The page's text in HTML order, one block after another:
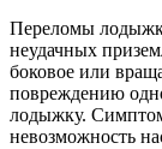
Переломы
неудачных
боковое или
повреждению
лодыжку.
невозможность